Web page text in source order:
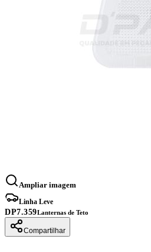
Ampliar imagem
Linha Leve
DP7.359Lanternas de Teto
Compartilhar